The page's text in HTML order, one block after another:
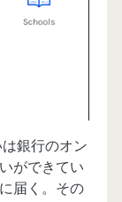
銀行のオン
ができてい
届く。その